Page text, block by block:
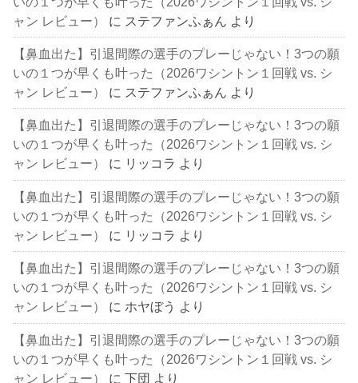
ャン レビュー）
に ステファンふぁん より
【鼻血出た】引退間際の選手のプレーじゃない！3つの願
いの１つが早くも叶った（2026ワシントン１回戦 vs. シ
ャン レビュー）
に ステファンふぁん より
【鼻血出た】引退間際の選手のプレーじゃない！3つの願
いの１つが早くも叶った（2026ワシントン１回戦 vs. シ
ャン レビュー）
に リッコラ より
【鼻血出た】引退間際の選手のプレーじゃない！3つの願
いの１つが早くも叶った（2026ワシントン１回戦 vs. シ
ャン レビュー）
に リッコラ より
【鼻血出た】引退間際の選手のプレーじゃない！3つの願
いの１つが早くも叶った（2026ワシントン１回戦 vs. シ
ャン レビュー）
に ホヤぼう より
【鼻血出た】引退間際の選手のプレーじゃない！3つの願
いの１つが早くも叶った（2026ワシントン１回戦 vs. シ
ャン レビュー）
に下団 より